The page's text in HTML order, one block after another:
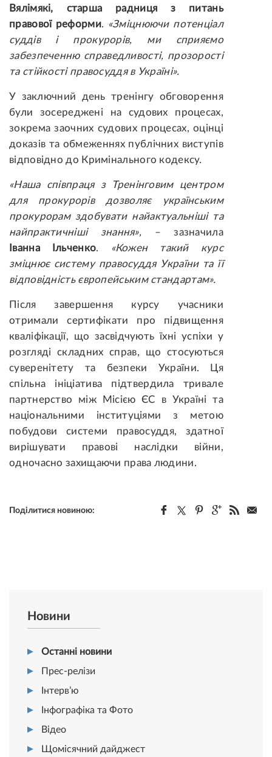
Вялімякі, старша радниця з питань
правової реформи. «Зміцнюючи потенціал
суддів і прокурорів, ми сприяємо
забезпеченню справедливості, прозорості
та стійкості правосуддя в Україні».
У заключний день тренінгу обговорення
були зосереджені на судових процесах,
зокрема заочних судових процесах, оцінці
доказів та обмеженнях публічних виступів
відповідно до Кримінального кодексу.
«Наша співпраця з Тренінговим центром
для прокурорів дозволяє українським
прокурорам здобувати найактуальніші та
найпрактичніші знання», – зазначила
Іванна Ільченко.
«Кожен такий курс
зміцнює систему правосуддя України та її
відповідність європейським стандартам».
Після завершення курсу учасники
отримали сертифікати про підвищення
кваліфікації, що засвідчують їхні успіхи у
розгляді складних справ, що стосуються
суверенітету та безпеки України. Ця
спільна ініціатива підтвердила тривале
партнерство між Місією ЄС в Україні та
національними інституціями з метою
побудови системи правосуддя, здатної
вирішувати правові наслідки війни,
одночасно захищаючи права людини.
Поділитися новиною:
Новини
Останні новини
Прес-релізи
Інтерв’ю
Інфографіка та Фото
Відео
Щомісячний дайджест